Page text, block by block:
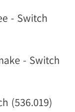
- Switch
- Switch
(536.019)